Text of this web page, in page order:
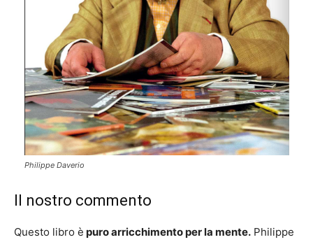
Philippe Daverio
Il nostro commento
Questo libro è puro arricchimento per la mente. Philippe